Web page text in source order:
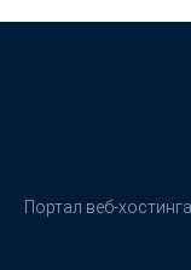
Портал веб-